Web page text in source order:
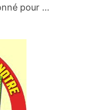
pour …